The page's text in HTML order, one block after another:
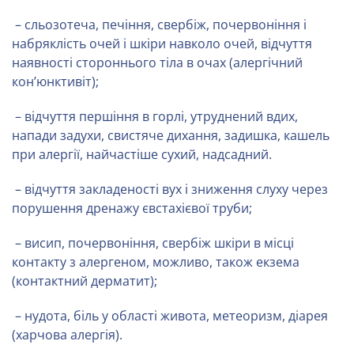
– сльозотеча, печіння, свербіж, почервоніння і
набряклість очей і шкіри навколо очей, відчуття
наявності стороннього тіла в очах (алергічний
кон’юнктивіт);
– відчуття першіння в горлі, утруднений вдих,
напади задухи, свистяче дихання, задишка, кашель
при алергії, найчастіше сухий, надсадний.
– відчуття закладеності вух і зниження слуху через
порушення дренажу євстахієвої труби;
– висип, почервоніння, свербіж шкіри в місці
контакту з алергеном, можливо, також екзема
(контактний дерматит);
– нудота, біль у області живота, метеоризм, діарея
(харчова алергія).